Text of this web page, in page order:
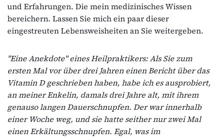
und Erfahrungen. Die mein medizinisches Wissen
bereichern. Lassen Sie mich ein paar dieser
eingestreuten Lebensweisheiten an Sie weitergeben.
"Eine Anekdote" eines Heilpraktikers: Als Sie zum
ersten Mal vor über drei Jahren einen Bericht über das
Vitamin D geschrieben haben, habe ich es ausprobiert,
an meiner Enkelin, damals drei Jahre alt, mit ihrem
genauso langen Dauerschnupfen. Der war innerhalb
einer Woche weg, und sie hatte seither nur zwei Mal
einen Erkältungsschnupfen. Egal, was im